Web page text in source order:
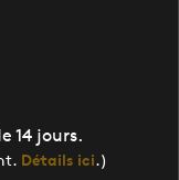
14 jours.
Détails ici.)